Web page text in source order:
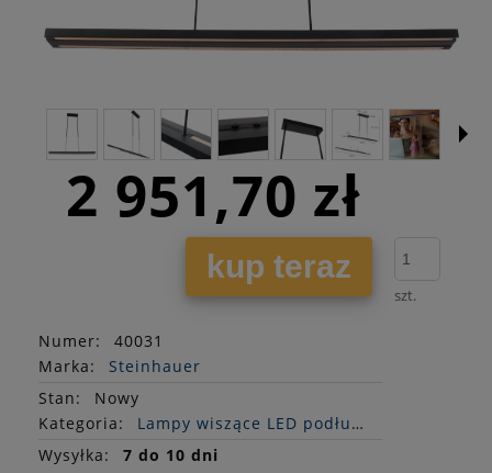
2 951,70 zł
kup teraz
szt.
Numer:
40031
Marka:
Steinhauer
Stan:
Nowy
Kategoria:
Lampy wiszące LED podłużne
Wysyłka:
7 do 10 dni